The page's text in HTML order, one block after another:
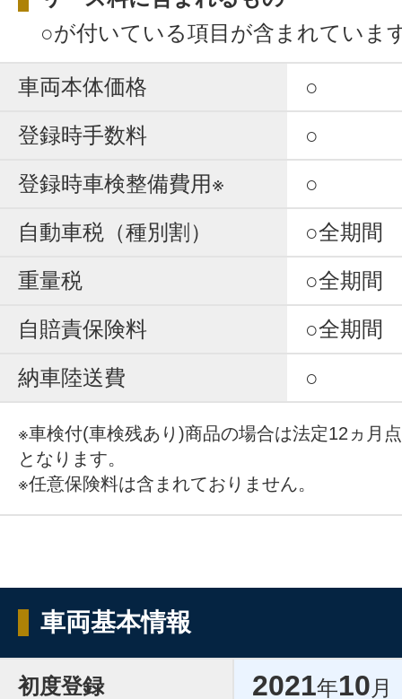
○が付いている項目が含まれていま
車両本体価格
○
登録時手数料
○
登録時車検整備費用※
○
自動車税（種別割）
○全期間
重量税
○全期間
自賠責保険料
○全期間
納車陸送費
○
※車検付(車検残あり)商品の場合は法定12ヵ月
となります。
※任意保険料は含まれておりません。
車両基本情報
初度登録 2021年10 月